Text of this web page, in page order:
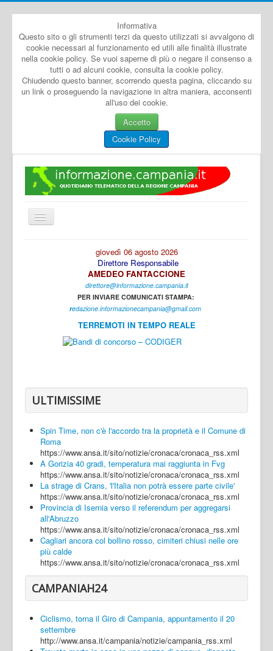
Informativa
Questo sito o gli strumenti terzi da questo utilizzati si avvalgono di
cookie necessari al funzionamento ed utili alle finalità illustrate
nella cookie policy. Se vuoi saperne di più o negare il consenso a
tutti o ad alcuni cookie, consulta la cookie policy.
Chiudendo questo banner, scorrendo questa pagina, cliccando su
un link o proseguendo la navigazione in altra maniera, acconsenti
all'uso dei cookie.
Accetto
Cookie Policy
Cambia
navigazione
Caserta
Napoli
Salerno
Login
giovedì 06 agosto 2026
Direttore Responsabile
AMEDEO FANTACCIONE
direttore@informazione.campania.it
PER INVIARE COMUNICATI STAMPA:
redazione.informazionecampania@gmail.com
TERREMOTI IN TEMPO REALE
ULTIMISSIME
Spin Time, non c'è l'accordo tra la proprietà e il Comune di
Roma
https://www.ansa.it/sito/notizie/cronaca/cronaca_rss.xml
A Gorizia 40 gradi, temperatura mai raggiunta in Fvg
https://www.ansa.it/sito/notizie/cronaca/cronaca_rss.xml
La strage di Crans, 'l'Italia non potrà essere parte civile'
https://www.ansa.it/sito/notizie/cronaca/cronaca_rss.xml
Provincia di Isernia verso il referendum per aggregarsi
all'Abruzzo
https://www.ansa.it/sito/notizie/cronaca/cronaca_rss.xml
Cagliari ancora col bollino rosso, cimiteri chiusi nelle ore
più calde
https://www.ansa.it/sito/notizie/cronaca/cronaca_rss.xml
CAMPANIAH24
Ciclismo, torna il Giro di Campania, appuntamento il 20
settembre
http://www.ansa.it/campania/notizie/campania_rss.xml